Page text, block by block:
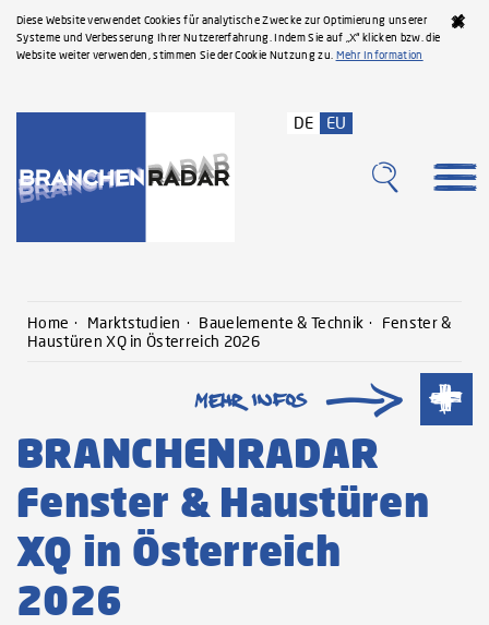
Diese Website verwendet Cookies für analytische Zwecke zur Optimierung unserer
Systeme und Verbesserung Ihrer Nutzererfahrung. Indem Sie auf „X“ klicken bzw. die
Website weiter verwenden, stimmen Sie der Cookie Nutzung zu. Mehr Information
DE EU
Home Marktstudien Bauelemente & Technik
Fenster &
Haustüren XQ in Österreich 2026
BRANCHENRADAR
Fenster & Haustüren
XQ in Österreich
2026